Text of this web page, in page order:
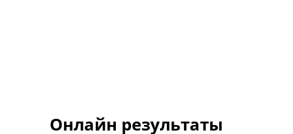
Онлайн результаты